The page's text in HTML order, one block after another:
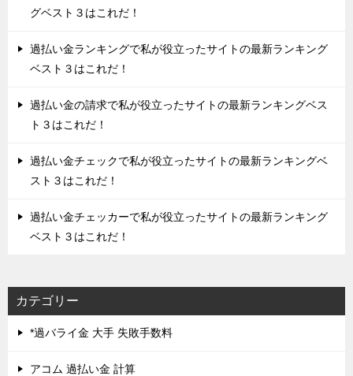
グベスト３はこれだ！
過払い金ランキングで私が役立ったサイトの最新ランキング
ベスト３はこれだ！
過払い金の請求で私が役立ったサイトの最新ランキングベス
ト３はこれだ！
過払い金チェックで私が役立ったサイトの最新ランキングベ
スト３はこれだ！
過払い金チェッカーで私が役立ったサイトの最新ランキング
ベスト３はこれだ！
カテゴリー
*過バライ金 大手 失敗手数料
アコム 過払い金 計算